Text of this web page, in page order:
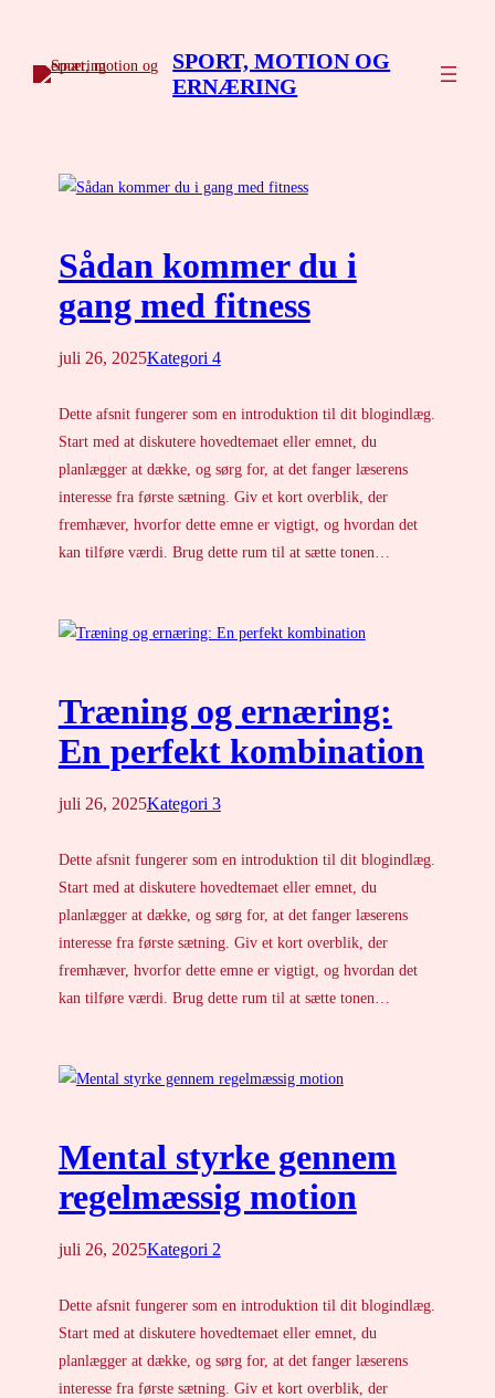
SPORT, MOTION OG
ERNÆRING
Sådan kommer du i
gang med fitness
juli 26, 2025Kategori 4
Dette afsnit fungerer som en introduktion til dit blogindlæg.
Start med at diskutere hovedtemaet eller emnet, du
planlægger at dække, og sørg for, at det fanger læserens
interesse fra første sætning. Giv et kort overblik, der
fremhæver, hvorfor dette emne er vigtigt, og hvordan det
kan tilføre værdi. Brug dette rum til at sætte tonen…
Træning og ernæring:
En perfekt kombination
juli 26, 2025Kategori 3
Dette afsnit fungerer som en introduktion til dit blogindlæg.
Start med at diskutere hovedtemaet eller emnet, du
planlægger at dække, og sørg for, at det fanger læserens
interesse fra første sætning. Giv et kort overblik, der
fremhæver, hvorfor dette emne er vigtigt, og hvordan det
kan tilføre værdi. Brug dette rum til at sætte tonen…
Mental styrke gennem
regelmæssig motion
juli 26, 2025Kategori 2
Dette afsnit fungerer som en introduktion til dit blogindlæg.
Start med at diskutere hovedtemaet eller emnet, du
planlægger at dække, og sørg for, at det fanger læserens
interesse fra første sætning. Giv et kort overblik, der